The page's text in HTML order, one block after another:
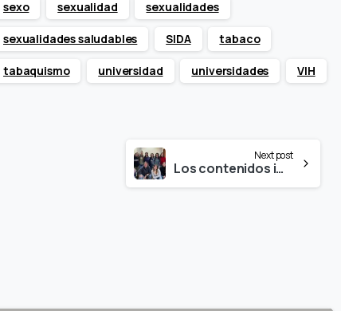
sexo sexualidad sexualidades
sexualidades saludables SIDA tabaco
tabaquismo universidad universidades VIH
Next post
Los contenidos impartidos en la formación del EPF en la UCM han sido útiles y rigurosos para poder generar cambios positivos en la sociedad